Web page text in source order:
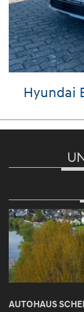
VW Golf
AUTOHAUS